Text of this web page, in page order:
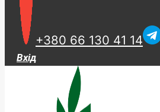
+380 66 130 41 14
Вхід